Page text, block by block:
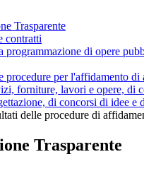
Trasparente
contratti
programmazione di opere
procedure per l'affidamento di
forniture, lavori e opere, di
di concorsi di idee e
delle procedure di
Trasparente